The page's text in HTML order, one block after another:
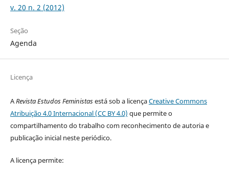
v. 20 n. 2 (2012)
Seção
Agenda
Licença
ARevista Estudos Feministasestá sob a licençaCreative Commons
Atribuição 4.0 Internacional (CC BY 4.0) que permite o
compartilhamento do trabalho com reconhecimento de autoria e
publicação inicial neste periódico.
A licença permite: